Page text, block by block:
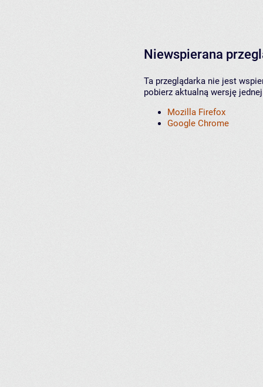
Niewspierana
Ta przeglądarka nie jest
pobierz aktualną wersję
Mozilla Firefox
Google Chrome